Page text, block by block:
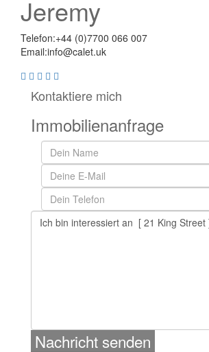
Jeremy
Telefon:+44 (0)7700 066 007
Email:info@calet.uk
Kontaktiere mich
Immobilienanfrage